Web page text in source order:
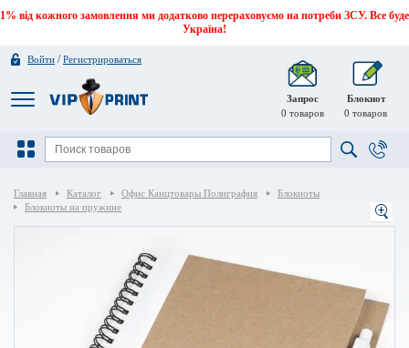
1% від кожного замовлення ми додатково перераховуємо на потреби ЗСУ. Все буде
Україна!
Войти /Регистрироваться
Запрос
0 товаров
Блокнот
0 товаров
Главная Каталог Офис Канцтовары Полиграфия
Блокноты
Блокноты на пружине